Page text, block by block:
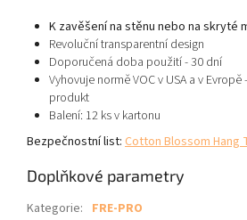
K zavěšení na stěnu nebo na skryté
Revoluční transparentní design
Doporučená doba použití - 30 dní
Vyhovuje normě VOC v USA a v
produkt
Balení: 12 ks v kartonu
Bezpečnostní list: Cotton Blossom Hang
Doplňkové parametry
Kategorie: FRE-PRO